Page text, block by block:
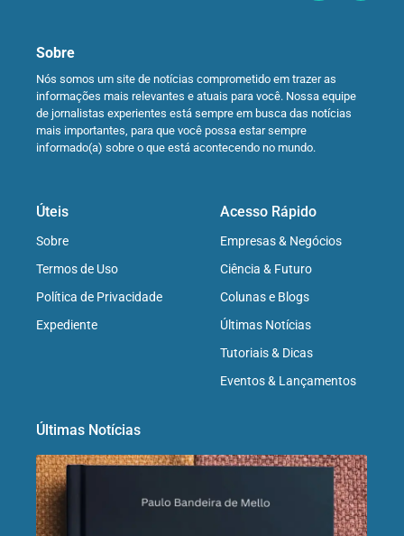
Sobre
Nós somos um site de notícias comprometido em trazer as
informações mais relevantes e atuais para você. Nossa equipe
de jornalistas experientes está sempre em busca das notícias
mais importantes, para que você possa estar sempre
informado(a) sobre o que está acontecendo no mundo.
Úteis
Sobre
Termos de Uso
Política de Privacidade
Expediente
Acesso Rápido
Empresas & Negócios
Ciência & Futuro
Colunas e Blogs
Últimas Notícias
Tutoriais & Dicas
Eventos & Lançamentos
Últimas Notícias